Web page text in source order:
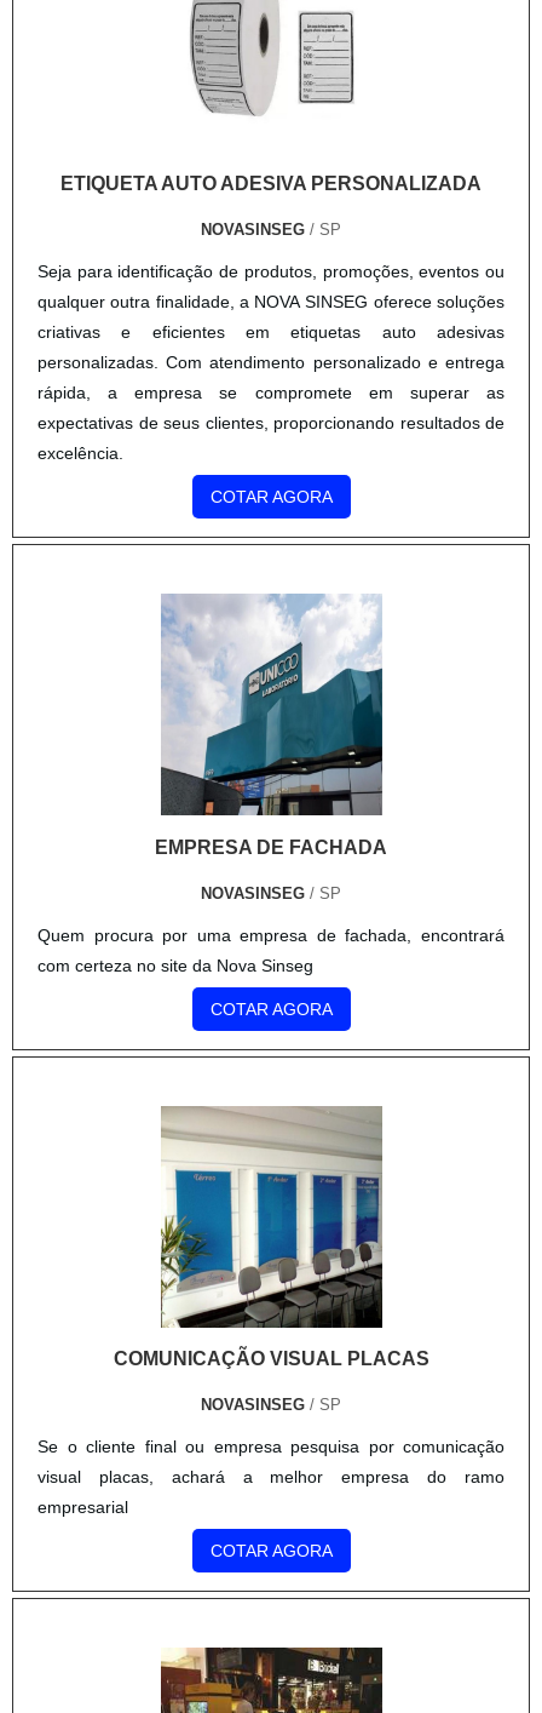
ETIQUETA AUTO ADESIVA PERSONALIZADA
NOVASINSEG / SP
Seja para identificação de produtos, promoções, eventos ou
qualquer outra finalidade, a NOVA SINSEG oferece soluções
criativas e eficientes em etiquetas auto adesivas
personalizadas. Com atendimento personalizado e entrega
rápida, a empresa se compromete em superar as
expectativas de seus clientes, proporcionando resultados de
excelência.
COTAR AGORA
EMPRESA DE FACHADA
NOVASINSEG / SP
Quem procura por uma empresa de fachada, encontrará
com certeza no site da Nova Sinseg
COTAR AGORA
COMUNICAÇÃO VISUAL PLACAS
NOVASINSEG / SP
Se o cliente final ou empresa pesquisa por comunicação
visual placas, achará a melhor empresa do ramo
empresarial
COTAR AGORA